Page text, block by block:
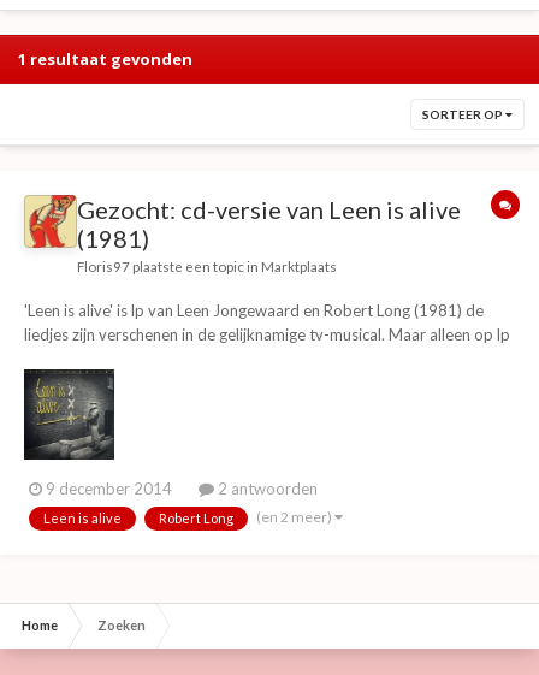
1 resultaat gevonden
SORTEER OP
Gezocht: cd-versie van Leen is alive
(1981)
Floris97 plaatste een topic in Marktplaats
'Leen is alive' is lp van Leen Jongewaard en Robert Long (1981) de
liedjes zijn verschenen in de gelijknamige tv-musical. Maar alleen op lp
he, heb ik weinig aan zo'n plaat, heeft iemand misschien een cd-versie
of kan diegene...
9 december 2014 2 antwoorden
Leen is alive Robert Long (en 2 meer)
Home Zoeken